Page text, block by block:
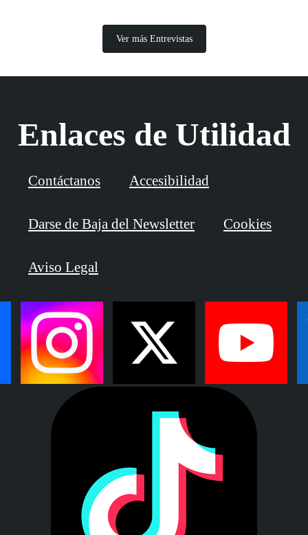
Ver más Entrevistas
Enlaces de Utilidad
Contáctanos Accesibilidad
Darse de Baja del Newsletter Cookies
Aviso Legal